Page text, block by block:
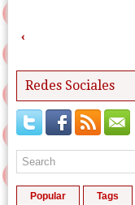
‹
Redes Sociales
Popular Tags